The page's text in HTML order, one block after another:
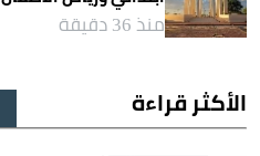
منذ 36 دقيقة
الأكثر قراءة